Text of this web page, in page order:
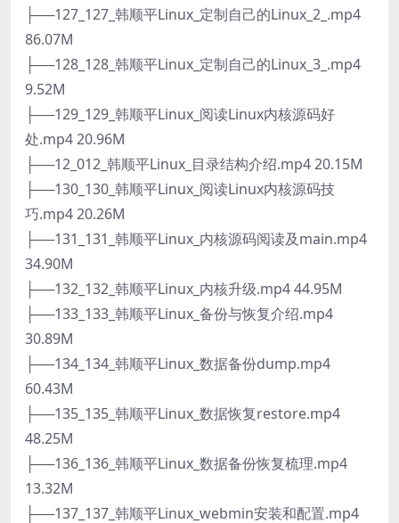
├──127_127_韩顺平Linux_定制自己的Linux_2_.mp4
86.07M
├──128_128_韩顺平Linux_定制自己的Linux_3_.mp4
9.52M
├──129_129_韩顺平Linux_阅读Linux内核源码好
处.mp4 20.96M
├──12_012_韩顺平Linux_目录结构介绍.mp4 20.15M
├──130_130_韩顺平Linux_阅读Linux内核源码技
巧.mp4 20.26M
├──131_131_韩顺平Linux_内核源码阅读及main.mp4
34.90M
├──132_132_韩顺平Linux_内核升级.mp4 44.95M
├──133_133_韩顺平Linux_备份与恢复介绍.mp4
30.89M
├──134_134_韩顺平Linux_数据备份dump.mp4
60.43M
├──135_135_韩顺平Linux_数据恢复restore.mp4
48.25M
├──136_136_韩顺平Linux_数据备份恢复梳理.mp4
13.32M
├──137_137_韩顺平Linux_webmin安装和配置.mp4